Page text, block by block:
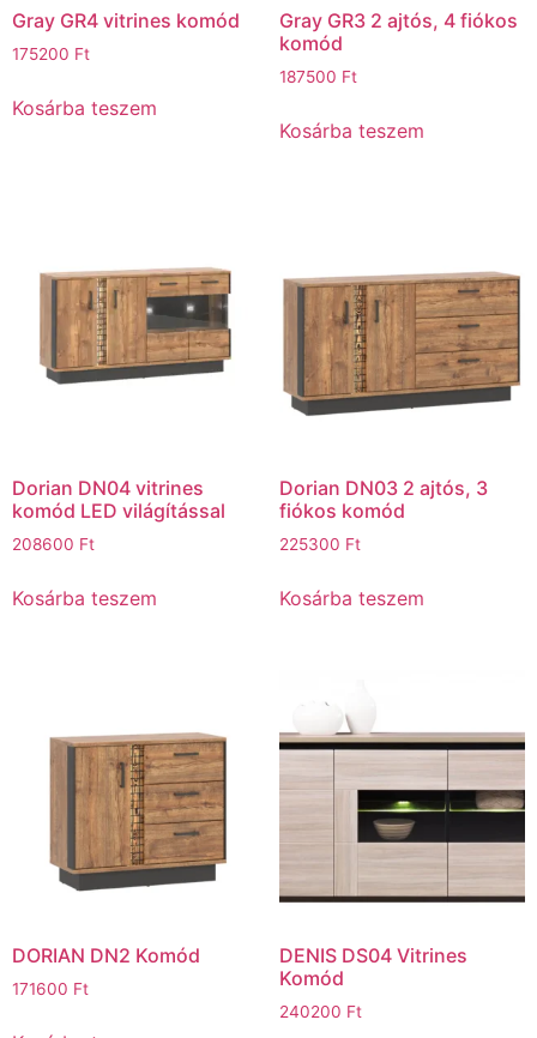
Gray GR4 vitrines komód
175200 Ft
Kosárba teszem
Gray GR3 2 ajtós, 4 fiókos
komód
187500 Ft
Kosárba teszem
Dorian DN04 vitrines
komód LED világítással
208600 Ft
Kosárba teszem
Dorian DN03 2 ajtós, 3
fiókos komód
225300 Ft
Kosárba teszem
DORIAN DN2 Komód
171600 Ft
DENIS DS04 Vitrines
Komód
240200 Ft